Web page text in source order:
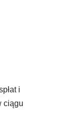
i
ciągu